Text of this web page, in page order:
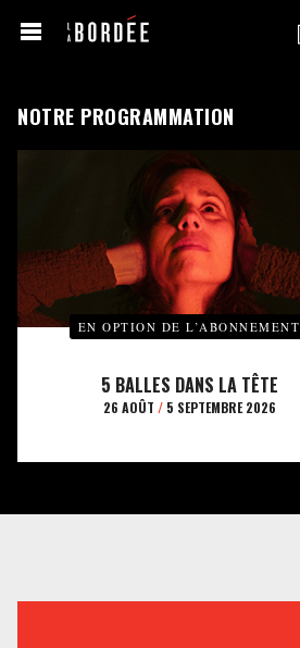
NOTRE PROGRAMMATION
EN OPTION DE L’ABONNEMENT
5 BALLES DANS LA TÊTE
26 AOÛT /5 SEPTEMBRE 2026